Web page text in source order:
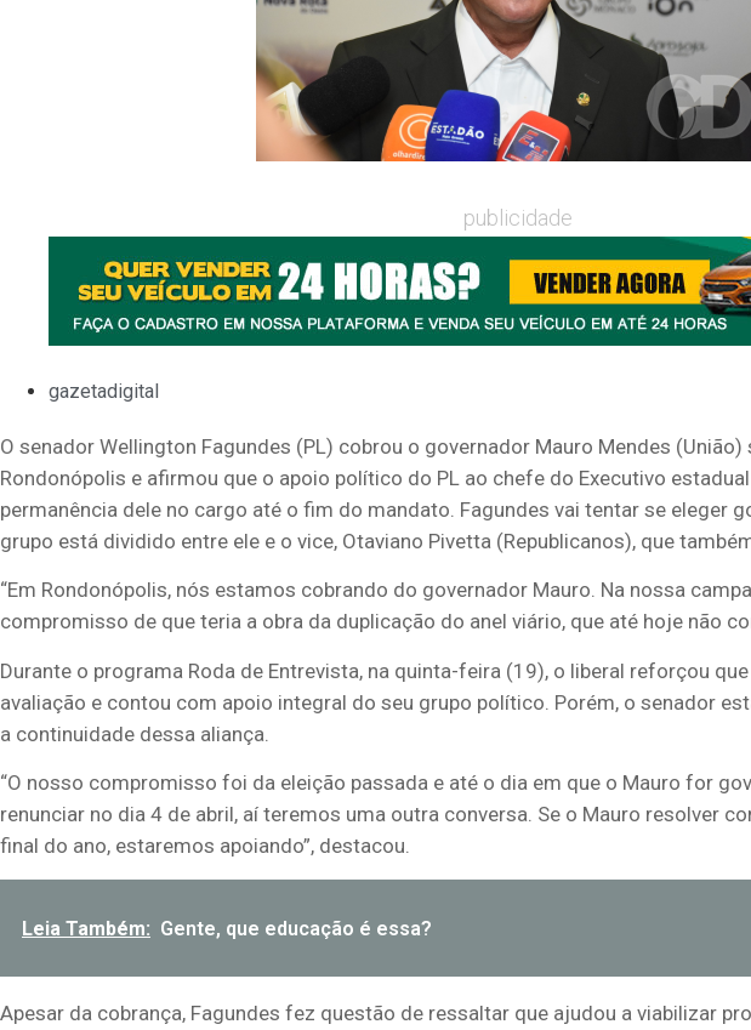
publicidade
gazetadigital
O senador Wellington Fagundes (PL) cobrou o governador Mauro Mendes
Rondonópolis e afirmou que o apoio político do PL ao chefe do Executivo
permanência dele no cargo até o fim do mandato. Fagundes vai tentar se eleger
grupo está dividido entre ele e o vice, Otaviano Pivetta (Republicanos), que
“Em Rondonópolis, nós estamos cobrando do governador Mauro. Na nossa
compromisso de que teria a obra da duplicação do anel viário, que até hoje não
Durante o programa Roda de Entrevista, na quinta-feira (19), o liberal reforçou
avaliação e contou com apoio integral do seu grupo político. Porém, o senador
a continuidade dessa aliança.
“O nosso compromisso foi da eleição passada e até o dia em que o Mauro for
renunciar no dia 4 de abril, aí teremos uma outra conversa. Se o Mauro resolver
final do ano, estaremos apoiando”, destacou.
Leia Também: Gente, que educação é essa?
Apesar da cobrança, Fagundes fez questão de ressaltar que ajudou a viabilizar